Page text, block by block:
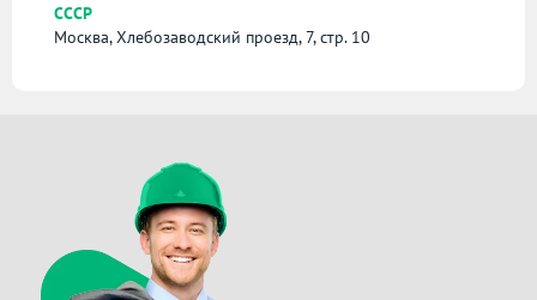
СССР
Москва, Хлебозаводский проезд, 7, стр. 10